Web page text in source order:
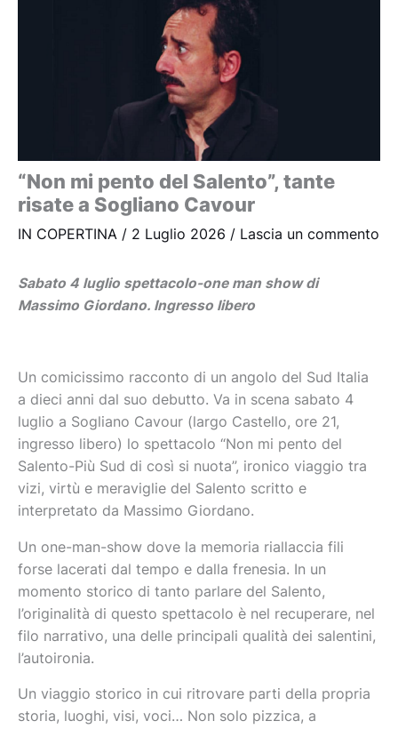
“Non mi pento del Salento”, tante
risate a Sogliano Cavour
IN COPERTINA / 2 Luglio 2026 / Lascia un commento
Sabato 4 luglio spettacolo-one man show di
Massimo Giordano. Ingresso libero
Un comicissimo racconto di un angolo del Sud Italia
a dieci anni dal suo debutto. Va in scena sabato 4
luglio a Sogliano Cavour (largo Castello, ore 21,
ingresso libero) lo spettacolo “Non mi pento del
Salento-Più Sud di così si nuota”, ironico viaggio tra
vizi, virtù e meraviglie del Salento scritto e
interpretato da Massimo Giordano.
Un one-man-show dove la memoria riallaccia fili
forse lacerati dal tempo e dalla frenesia. In un
momento storico di tanto parlare del Salento,
l’originalità di questo spettacolo è nel recuperare, nel
filo narrativo, una delle principali qualità dei salentini,
l’autoironia.
Un viaggio storico in cui ritrovare parti della propria
storia, luoghi, visi, voci… Non solo pizzica, a